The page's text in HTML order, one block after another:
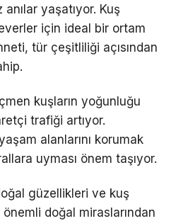
yaşatıyor. Kuş
için ideal bir ortam
tür çeşitliliği açısından
kuşların yoğunluğu
trafiği artıyor.
alanlarını korumak
uyması önem taşıyor.
güzellikleri ve kuş
doğal miraslarından